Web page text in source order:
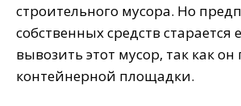
строительного мусора. Но
собственных средств старается
вывозить этот мусор, так как
контейнерной площадки.